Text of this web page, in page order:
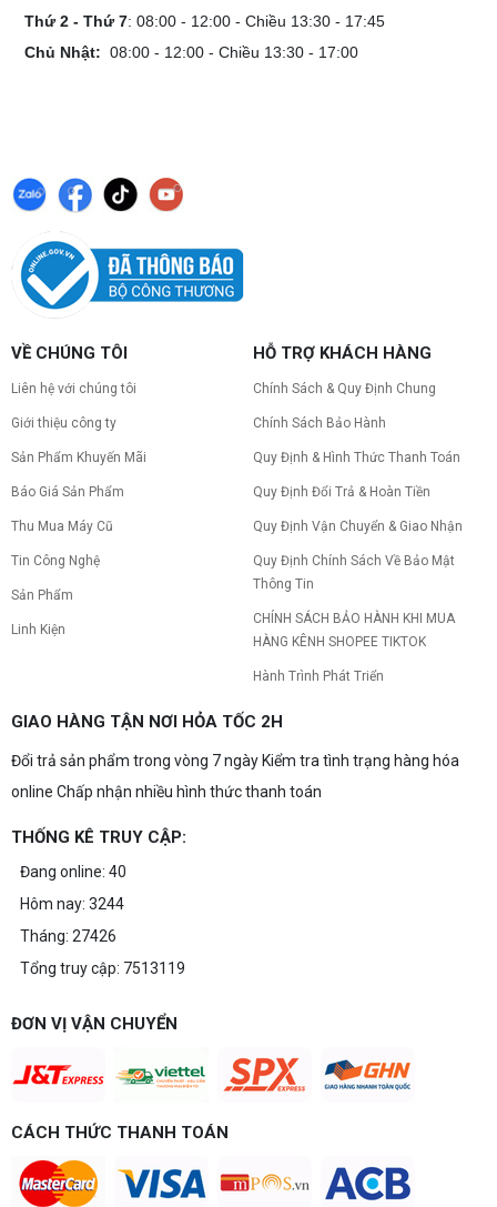
Thứ 2 - Thứ 7: 08:00 - 12:00 - Chiều 13:30 - 17:45
Chủ Nhật: 08:00 - 12:00 - Chiều 13:30 - 17:00
VỀ CHÚNG TÔI
Liên hệ với chúng tôi
Giới thiệu công ty
Sản Phẩm Khuyến Mãi
Báo Giá Sản Phẩm
Thu Mua Máy Cũ
Tin Công Nghệ
Sản Phẩm
Linh Kiện
HỖ TRỢ KHÁCH HÀNG
Chính Sách & Quy Định Chung
Chính Sách Bảo Hành
Quy Định & Hình Thức Thanh Toán
Quy Định Đổi Trả & Hoàn Tiền
Quy Định Vận Chuyển & Giao Nhận
Quy Định Chính Sách Về Bảo Mật
Thông Tin
CHÍNH SÁCH BẢO HÀNH KHI MUA
HÀNG KÊNH SHOPEE TIKTOK
Hành Trình Phát Triển
GIAO HÀNG TẬN NƠI HỎA TỐC 2H
Đổi trả sản phẩm trong vòng 7 ngày Kiểm tra tình trạng hàng hóa
online Chấp nhận nhiều hình thức thanh toán
THỐNG KÊ TRUY CẬP:
Đang online: 40
Hôm nay: 3244
Tháng: 27426
Tổng truy cập: 7513119
ĐƠN VỊ VẬN CHUYỂN
CÁCH THỨC THANH TOÁN